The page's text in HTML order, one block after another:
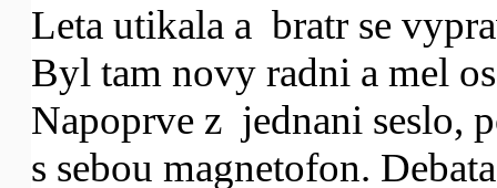
Leta utikala a bratr se
Byl tam novy radni a mel
Napoprve z jednani seslo,
s sebou magnetofon.